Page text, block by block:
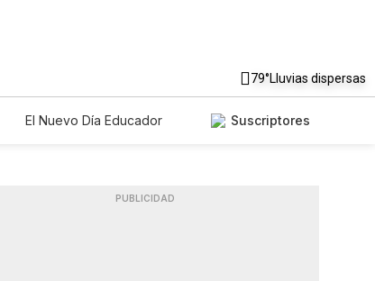
79°Lluvias dispersas
El Nuevo Día Educador
Suscriptores
PUBLICIDAD